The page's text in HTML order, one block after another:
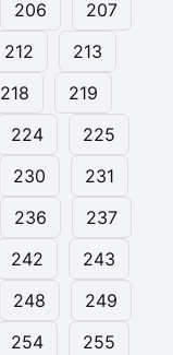
206
207
212
213
218
219
224
225
230
231
236
237
242
243
248
249
254
255